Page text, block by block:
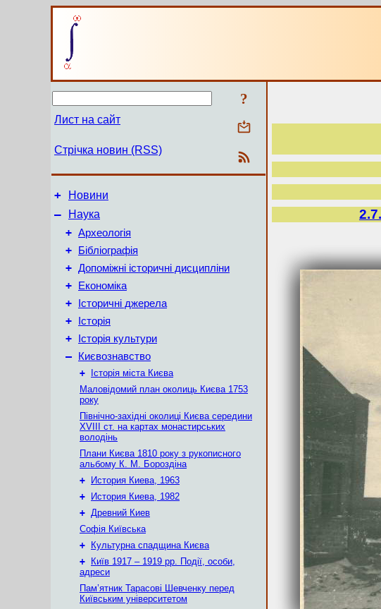
?
Лист на сайт
Стрічка новин (RSS)
+ Новини
–
Наука
+ Археологія
+ Бібліографія
+ Допоміжні історичні дисципліни
+ Економіка
+ Історичні джерела
+ Історія
+ Історія культури
– Києвознавство
+
Історія міста Києва
Маловідомий план околиць Києва 1753
року
Північно-західні околиці Києва середини
XVIII ст. на картах монастирських
володінь
Плани Києва 1810 року з рукописного
альбому К. М. Бороздіна
+
История Киева, 1963
+
История Киева, 1982
+ Древний Киев
Софія Київська
+
Культурна спадщина Києва
+
Київ 1917 – 1919 рр. Події, особи,
адреси
Пам’ятник Тарасові Шевченку перед
Київським університетом